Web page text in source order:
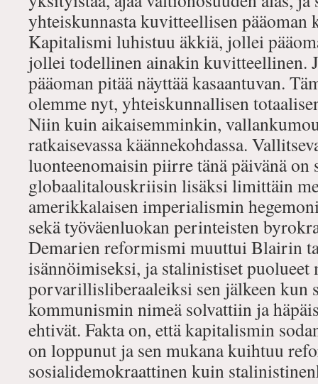
yhteiskunnasta kuvitteellisen pääoman
Kapitalismi luhistuu äkkiä, jollei
jollei todellinen ainakin kuvitteellinen.
pääoman pitää näyttää kasaantuvan.
olemme nyt, yhteiskunnallisen
Niin kuin aikaisemminkin,
ratkaisevassa käännekohdassa.
luonteenomaisin piirre tänä päivänä on
globaalitalouskriisin lisäksi limittäin
amerikkalaisen imperialismin
sekä työväenluokan perinteisten
Demarien reformismi muuttui Blairin
isännöimiseksi, ja stalinistiset puolueet
porvarillisliberaaleiksi sen jälkeen kun
kommunismin nimeä solvattiin ja
ehtivät. Fakta on, että kapitalismin
on loppunut ja sen mukana kuihtuu
sosialidemokraattinen kuin